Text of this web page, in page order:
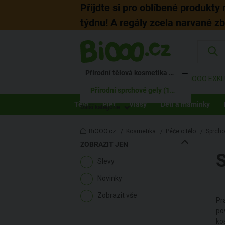
Přijdte si pro oblíbené produkty
týdnu! A regály zcela narvané
BIOOO
Tělo Pleť Vlasy Děti a maminky
BiOOO.cz / Kosmetika / Péče o tělo /
Přírodní kosmetika (4534)
Přírodní tělová kosmetika (1187)
Přírodní sprchové gely (172)
Další kategorie
ZOBRAZIT JEN
Slevy
Novinky
Zobrazit vše